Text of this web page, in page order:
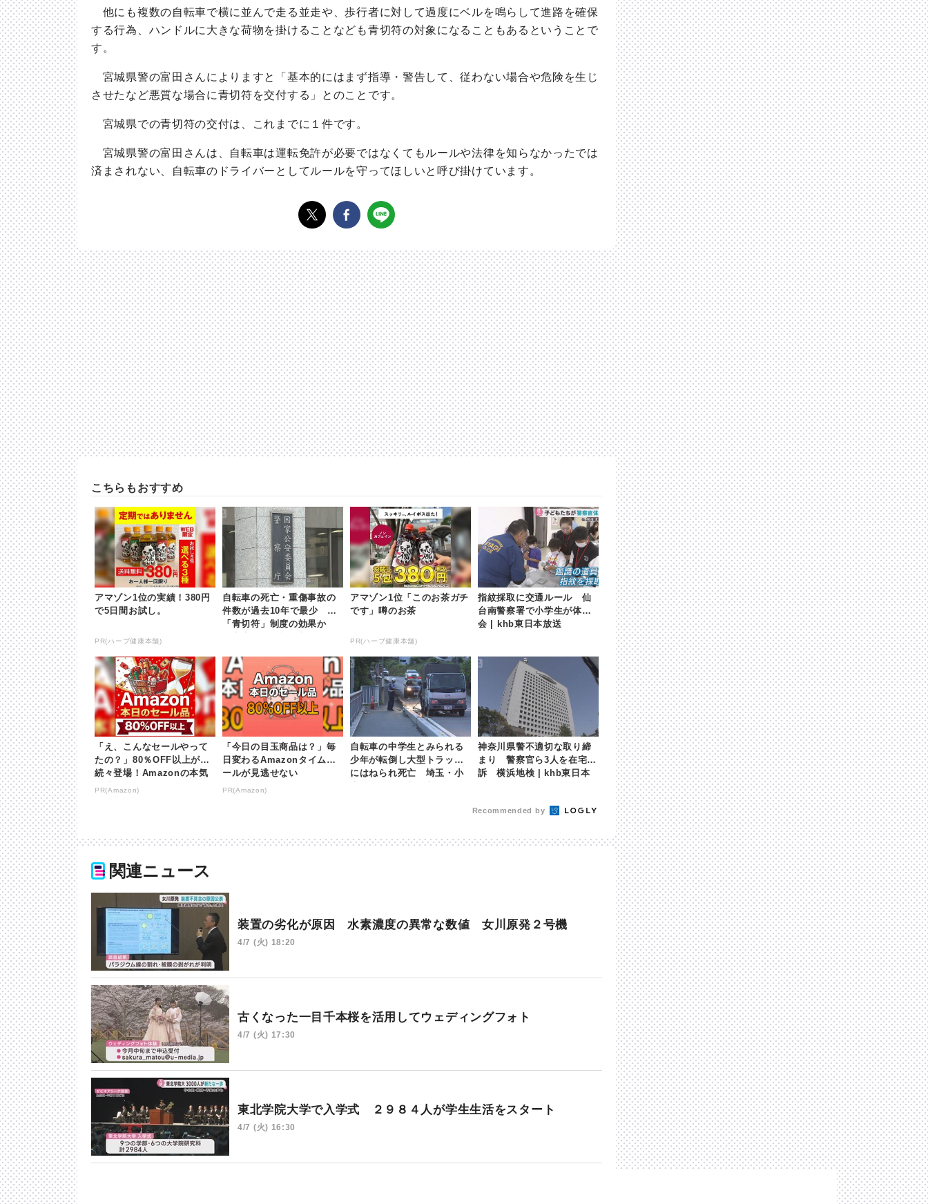
他にも複数の自転車で横に並んで走る並走や、歩行者に対して過度にベルを鳴らして進路を確保
する行為、ハンドルに大きな荷物を掛けることなども青切符の対象になることもあるということで
す。
宮城県警の富田さんによりますと「基本的にはまず指導・警告して、従わない場合や危険を生じ
させたなど悪質な場合に青切符を交付する」とのことです。
宮城県での青切符の交付は、これまでに１件です。
宮城県警の富田さんは、自転車は運転免許が必要ではなくてもルールや法律を知らなかったでは
済まされない、自転車のドライバーとしてルールを守ってほしいと呼び掛けています。
こちらもおすすめ
アマゾン1位の実績！380円
で5日間お試し。
PR(ハーブ健康本舗)
自転車の死亡・重傷事故の
件数が過去10年で最少
「青切符」制度の効果か
アマゾン1位「このお茶ガチ
です」噂のお茶
PR(ハーブ健康本舗)
指紋採取に交通ルール 仙
台南警察署で小学生が体験
会 | khb東日本放送
「え、こんなセールやって
たの？」80％OFF以上が
続々登場！Amazonの本気
が凄すぎる
PR(Amazon)
「今日の目玉商品は？」毎
日変わるAmazonタイムセ
ールが見逃せない
PR(Amazon)
自転車の中学生とみられる
少年が転倒し大型トラック
にはねられ死亡 埼玉・小
神奈川県警不適切な取り締
まり 警察官ら3人を在宅起
訴 横浜地検 | khb東日本
Recommended by
関連ニュース
装置の劣化が原因 水素濃度の異常な数値 女川原発２号機
4/7 (火) 18:20
古くなった一目千本桜を活用してウェディングフォト
4/7 (火) 17:30
東北学院大学で入学式 ２９８４人が学生生活をスタート
4/7 (火) 16:30